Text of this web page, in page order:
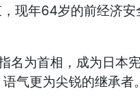
年64岁的前经济安
为首相，成为日本
气更为尖锐的继承者。